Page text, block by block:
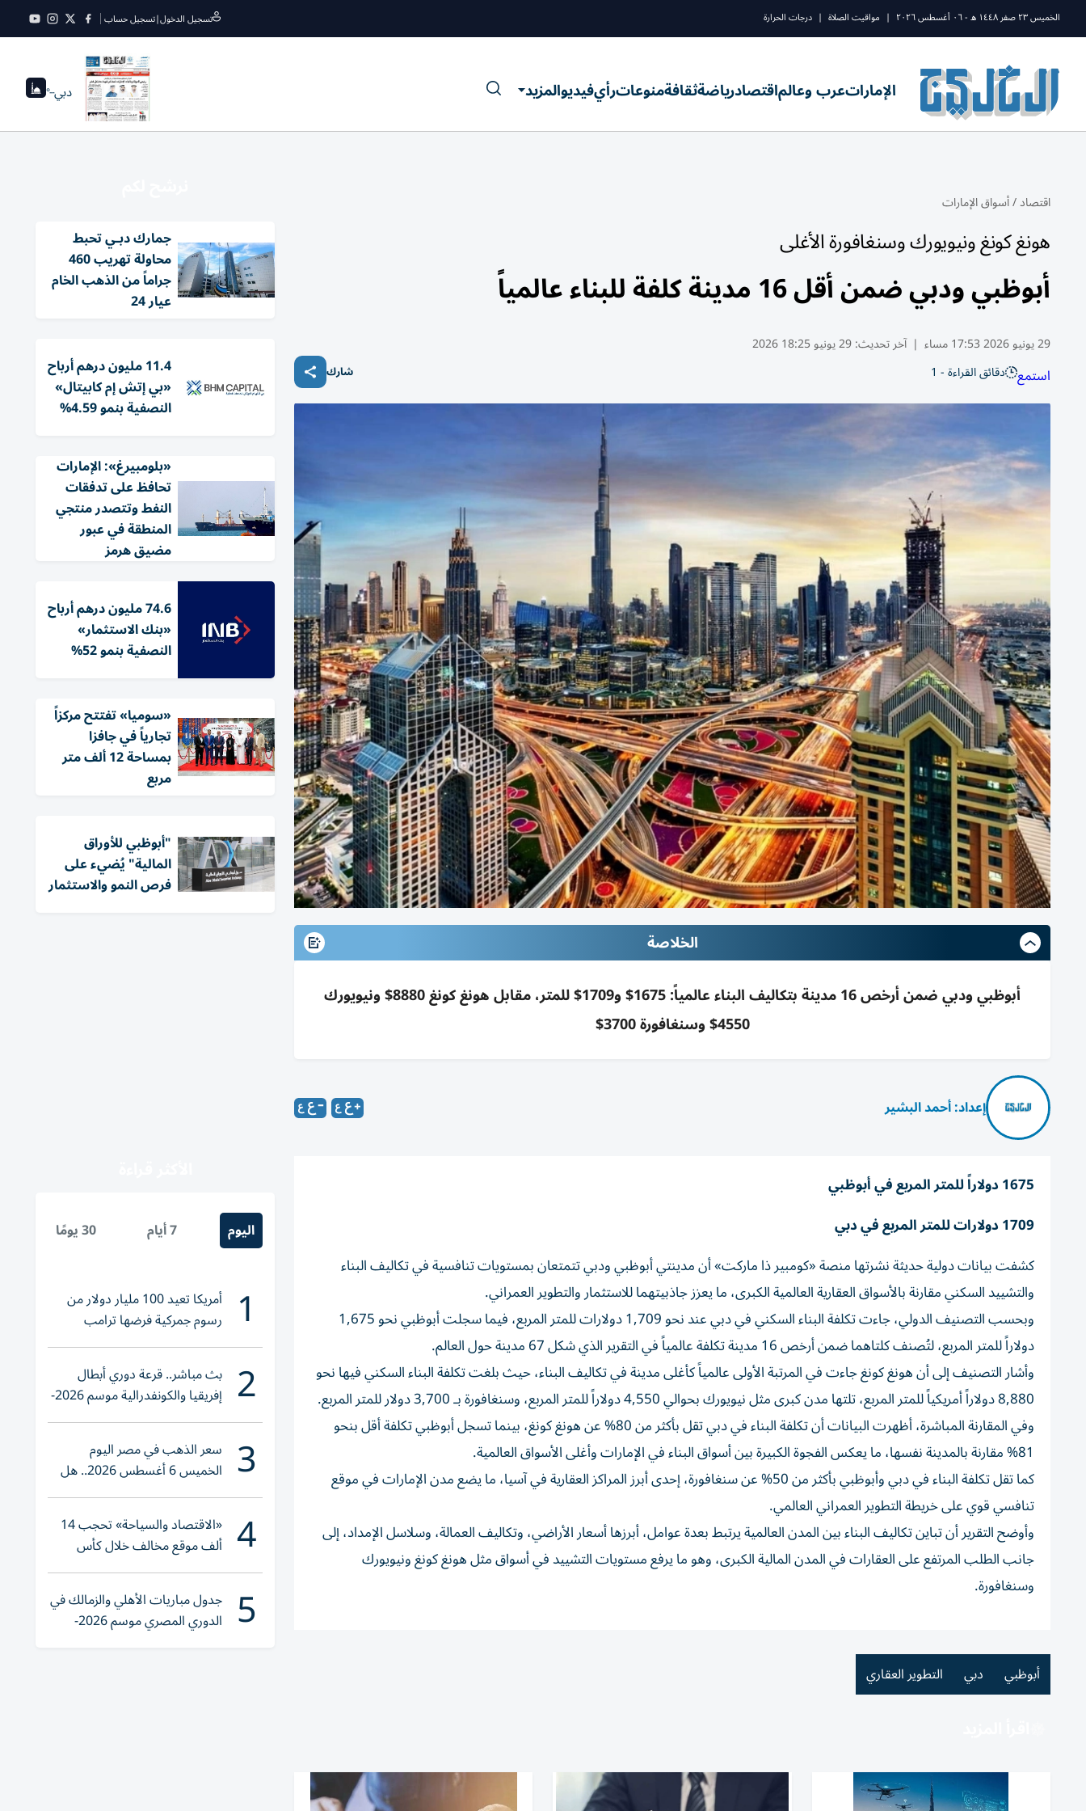
الخميس ٢٣ صفر ١٤٤٨ ه - ٠٦ أغسطس ٢٠٢٦ | مواقيت الصلاة | درجات الحرارة تسجيل الدخول|تسجيل حساب
الإماراتعرب وعالماقتصادرياضةثقافةمنوعاترأيفيديوالمزيد دبي--°
اقتصاد/أسواق الإمارات
هونغ كونغ ونيويورك وسنغافورة الأغلى
أبوظبي ودبي ضمن أقل 16 مدينة كلفة للبناء عالمياً
29 يونيو 2026 17:53 مساء | آخر تحديث:29 يونيو 18:25 2026
استمع دقائق القراءة - 1 شارك
الخلاصة
أبوظبي ودبي ضمن أرخص 16 مدينة بتكاليف البناء عالمياً: 1675$ و1709$ للمتر، مقابل هونغ كونغ 8880$ ونيويورك
4550$ وسنغافورة 3700$
إعداد: أحمد البشير
1675 دولاراً للمتر المربع في أبوظبي
1709 دولارات للمتر المربع في دبي
كشفت بيانات دولية حديثة نشرتها منصة «كومبير ذا ماركت» أن مدينتي أبوظبي ودبي تتمتعان بمستويات تنافسية في تكاليف البناء
والتشييد السكني مقارنة بالأسواق العقارية العالمية الكبرى، ما يعزز جاذبيتهما للاستثمار والتطوير العمراني.
وبحسب التصنيف الدولي، جاءت تكلفة البناء السكني في دبي عند نحو 1,709 دولارات للمتر المربع، فيما سجلت أبوظبي نحو 1,675
دولاراً للمتر المربع، لتُصنف كلتاهما ضمن أرخص 16 مدينة تكلفة عالمياً في التقرير الذي شكل 67 مدينة حول العالم.
وأشار التصنيف إلى أن هونغ كونغ جاءت في المرتبة الأولى عالمياً كأغلى مدينة في تكاليف البناء، حيث بلغت تكلفة البناء السكني فيها نحو
8,880 دولاراً أمريكياً للمتر المربع، تلتها مدن كبرى مثل نيويورك بحوالي 4,550 دولاراً للمتر المربع، وسنغافورة بـ 3,700 دولار للمتر المربع.
وفي المقارنة المباشرة، أظهرت البيانات أن تكلفة البناء في دبي تقل بأكثر من 80% عن هونغ كونغ، بينما تسجل أبوظبي تكلفة أقل بنحو
81% مقارنة بالمدينة نفسها، ما يعكس الفجوة الكبيرة بين أسواق البناء في الإمارات وأغلى الأسواق العالمية.
كما تقل تكلفة البناء في دبي وأبوظبي بأكثر من 50% عن سنغافورة، إحدى أبرز المراكز العقارية في آسيا، ما يضع مدن الإمارات في موقع
تنافسي قوي على خريطة التطوير العمراني العالمي.
وأوضح التقرير أن تباين تكاليف البناء بين المدن العالمية يرتبط بعدة عوامل، أبرزها أسعار الأراضي، وتكاليف العمالة، وسلاسل الإمداد، إلى
جانب الطلب المرتفع على العقارات في المدن المالية الكبرى، وهو ما يرفع مستويات التشييد في أسواق مثل هونغ كونغ ونيويورك
وسنغافورة.
أبوظبي دبي التطوير العقاري
جمارك دبـي تحبط
محاولة تهريب 460
جراماً من الذهب الخام
عيار 24
11.4 مليون درهم أرباح
«بي إتش إم كابيتال»
النصفية بنمو 4.59%
«بلومبيرغ»: الإمارات
تحافظ على تدفقات
النفط وتتصدر منتجي
المنطقة في عبور
مضيق هرمز
74.6 مليون درهم أرباح
«بنك الاستثمار»
النصفية بنمو 52%
«سوميا» تفتتح مركزاً
تجارياً في جافزا
بمساحة 12 ألف متر
مربع
"أبوظبي للأوراق
المالية" يُضيء على
فرص النمو والاستثمار
اليوم 7 أيام 30 يومًا
1 أمريكا تعيد 100 مليار دولار من
رسوم جمركية فرضها ترامب
2 بث مباشر.. قرعة دوري أبطال
إفريقيا والكونفدرالية موسم 2026-
2027
3 سعر الذهب في مصر اليوم
الخميس 6 أغسطس 2026.. هل
تنوي الشراء؟
4 «الاقتصاد والسياحة» تحجب 14
ألف موقع مخالف خلال كأس
العالم 2026
5 جدول مباريات الأهلي والزمالك في
الدوري المصري موسم 2026-